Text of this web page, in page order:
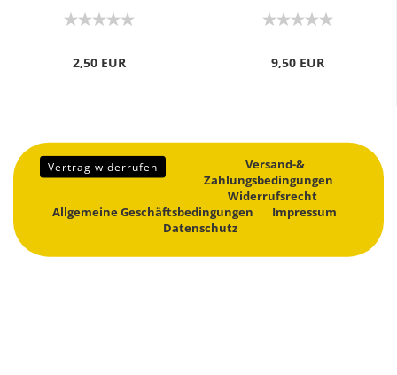
2,50 EUR 9,50 EUR
Vertrag widerrufen
Versand-&
Zahlungsbedingungen
Widerrufsrecht
Allgemeine Geschäftsbedingungen Impressum
Datenschutz